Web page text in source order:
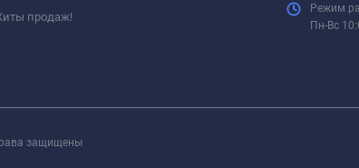
продаж!
Режим
Пн-Вс
защищены